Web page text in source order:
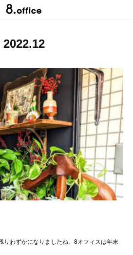
2022.12
りわずかになりましたね。8オフィスは年末